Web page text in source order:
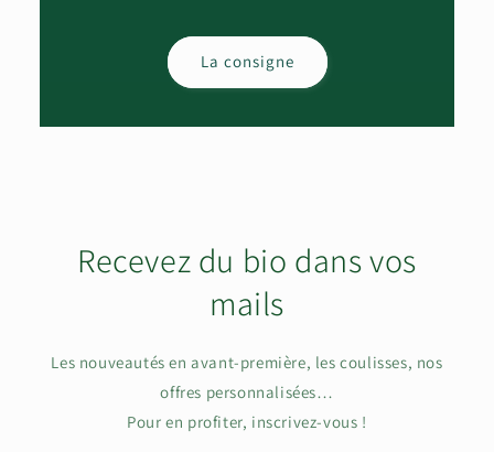
La consigne
Recevez du bio dans vos
mails
Les nouveautés en avant-première, les coulisses, nos
offres personnalisées…
Pour en profiter, inscrivez-vous !